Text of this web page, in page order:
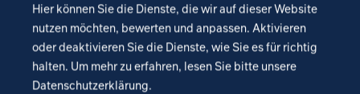
Mit dem symbolischen Hammerschlag wurde am
13.06.2014 das Richtfest für
den Neubau des Produktionsgebäudes der LITRONIK
Batterietechnologie GmbH in Pirna-Copitz gefeiert.
Hier können Sie die Dienste, die wir auf dieser Website
nutzen möchten, bewerten und anpassen. Aktivieren
oder deaktivieren Sie die Dienste, wie Sie es für richtig
halten. Um mehr zu erfahren, lesen Sie bitte unsere
Datenschutzerklärung.